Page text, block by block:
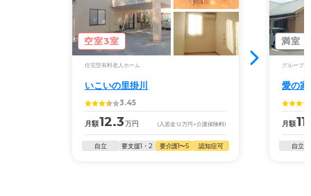
空室3室
住宅型有料老人ホーム
いこいの里掛川
3.45
月額12.3万円 (入居金12万円 +介護保険料)
自立 要支援1・2 要介護1〜5 認知症可
満室
グループホ
愛の
月額
自立